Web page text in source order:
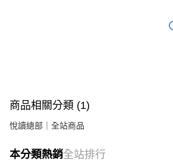
商品相關分類 (1)
悅讀總部｜全站商品
本分類熱銷全站排行